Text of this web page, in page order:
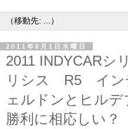
2011年6月1日水曜日
2011 INDYCAR
リシス R5 イン
ェルドンとヒル
勝利に相応しい？